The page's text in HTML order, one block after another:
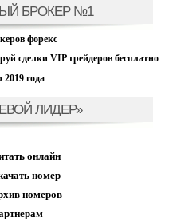
БРОКЕР №1
форекс
сделки VIP трейдеров бесплатно
года
ЛИДЕР»
онлайн
номер
номеров